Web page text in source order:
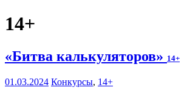
14+
«Битва калькуляторов» 14+
01.03.2024 Конкурсы, 14+